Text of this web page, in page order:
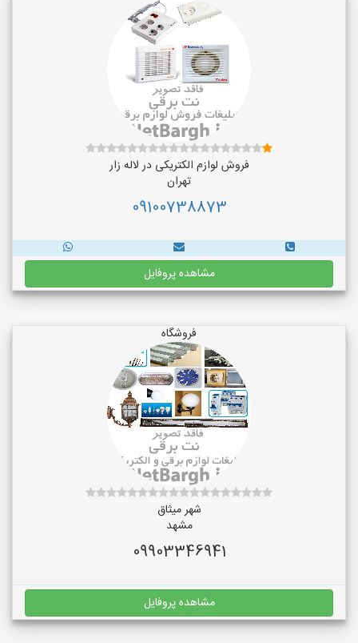
فروش لوازم الکتریکی در لاله زار
تهران
09100738873
مشاهده پروفایل
فروشگاه
شهر میثاق
مشهد
09903346941
مشاهده پروفایل